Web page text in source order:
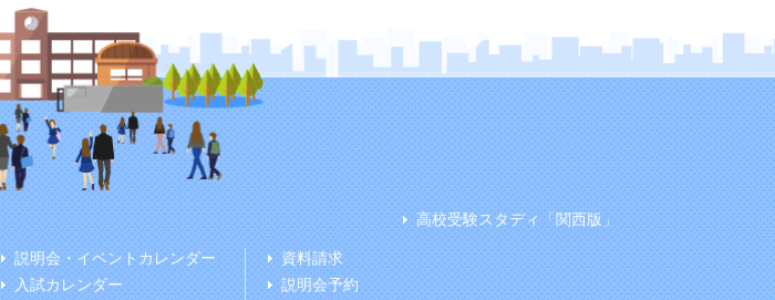
高校受験スタディ「関西版」
説明会・イベントカレンダー
入試カレンダー
資料請求
説明会予約